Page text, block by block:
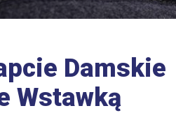
Damskie
Wstawką